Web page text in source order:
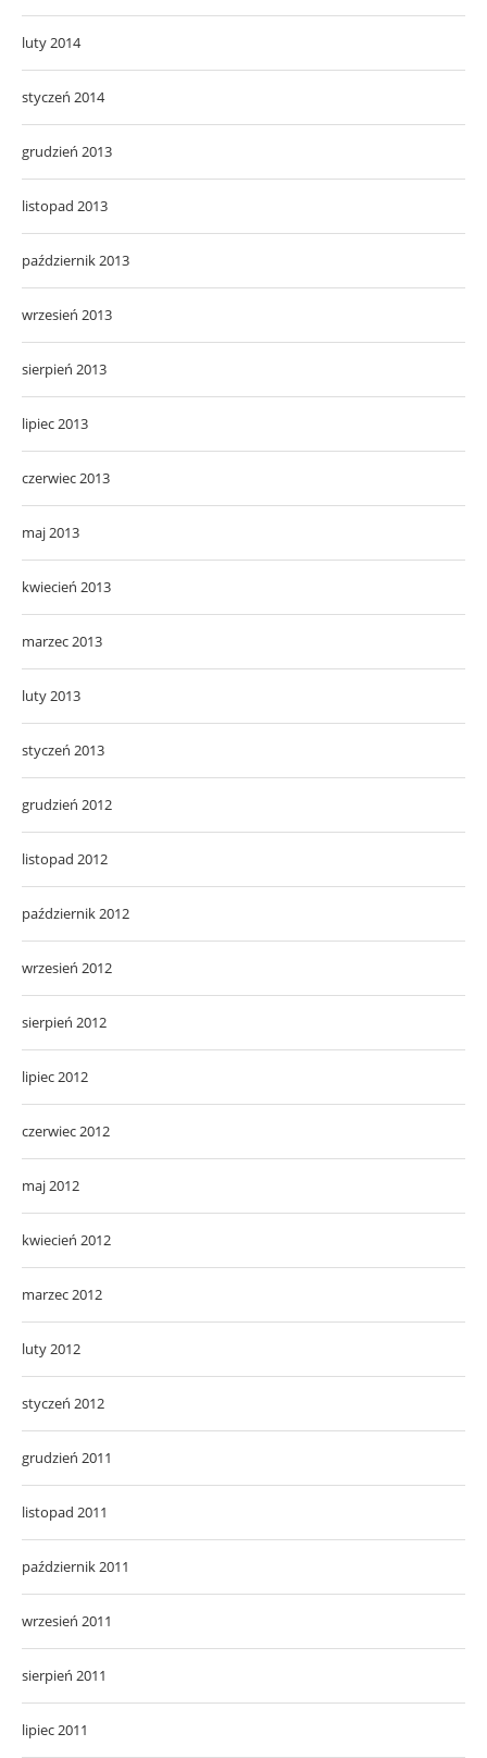
luty 2014
styczeń 2014
grudzień 2013
listopad 2013
październik 2013
wrzesień 2013
sierpień 2013
lipiec 2013
czerwiec 2013
maj 2013
kwiecień 2013
marzec 2013
luty 2013
styczeń 2013
grudzień 2012
listopad 2012
październik 2012
wrzesień 2012
sierpień 2012
lipiec 2012
czerwiec 2012
maj 2012
kwiecień 2012
marzec 2012
luty 2012
styczeń 2012
grudzień 2011
listopad 2011
październik 2011
wrzesień 2011
sierpień 2011
lipiec 2011